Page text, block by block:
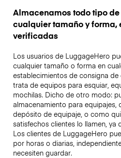
Almacenamos todo tipo
cualquier tamaño y forma,
verificadas
Los usuarios de LuggageHero
cualquier tamaño o forma en
establecimientos de consigna de
trata de equipos para esquiar,
mochilas. Dicho de otro modo:
almacenamiento para equipajes,
depósito de equipaje, o como
satisfechos clientes lo llamen,
Los clientes de LuggageHero
por horas o diarias,
necesiten guardar.